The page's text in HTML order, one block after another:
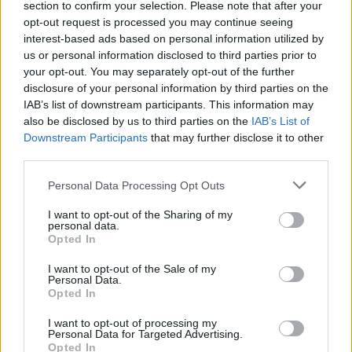
section to confirm your selection. Please note that after your
opt-out request is processed you may continue seeing
interest-based ads based on personal information utilized by
us or personal information disclosed to third parties prior to
your opt-out. You may separately opt-out of the further
disclosure of your personal information by third parties on the
IAB’s list of downstream participants. This information may
also be disclosed by us to third parties on the IAB’s List of
Downstream Participants that may further disclose it to other
Personal Data Processing Opt Outs
I want to opt-out of the Sharing of my
personal data.
Opted In
I want to opt-out of the Sale of my
Personal Data.
Opted In
I want to opt-out of processing my
Personal Data for Targeted Advertising.
Opted In
Vala e të nxehtit çon
termometrin në 41°C,
Osmani zbulon zonat me
temperaturat më të larta
Loredana Brati shfaqet
elegante në një ambient
luksoz me pishinë, ndan
momente relaksi me
ndjekësit
Porti i Vlorës përballet me
qindra mjete dhe kamperë
automjeteve; një tjetër
kapet me armë pa leje dhe